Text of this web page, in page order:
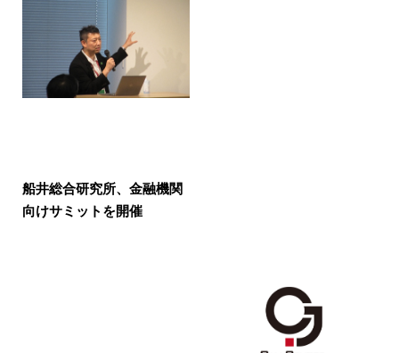
船井総合研究所、金融機関
向けサミットを開催